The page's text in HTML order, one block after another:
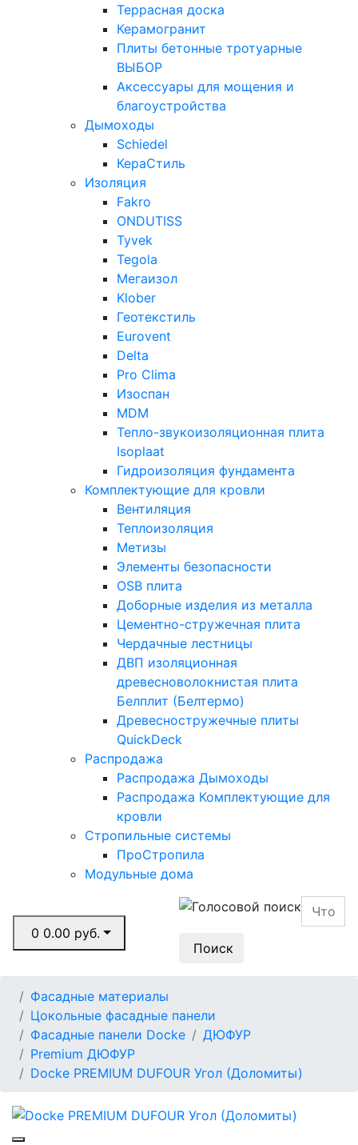
Террасная доска
Керамогранит
Плиты бетонные тротуарные
ВЫБОР
Аксессуары для мощения и
благоустройства
Дымоходы
Schiedel
КераСтиль
Изоляция
Fakro
ONDUTISS
Tyvek
Tegola
Мегаизол
Klober
Геотекстиль
Eurovent
Delta
Pro Clima
Изоспан
MDM
Тепло-звукоизоляционная плита
Isoplaat
Гидроизоляция фундамента
Комплектующие для кровли
Вентиляция
Теплоизоляция
Метизы
Элементы безопасности
OSB плита
Доборные изделия из металла
Цементно-стружечная плита
Чердачные лестницы
ДВП изоляционная
древесноволокнистая плита
Белплит (Белтермо)
Древесностружечные плиты
QuickDeck
Распродажа
Распродажа Дымоходы
Распродажа Комплектующие для
кровли
Стропильные системы
ПроСтропила
Модульные дома
0 0.00 руб.
Поиск
Фасадные материалы
Цокольные фасадные панели
Фасадные панели Docke
ДЮФУР
Premium ДЮФУР
Docke PREMIUM DUFOUR Угол (Доломиты)